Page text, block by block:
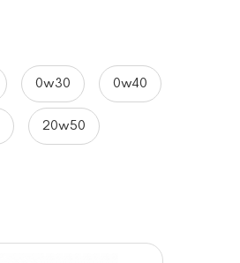
0w30 0w40
20w50